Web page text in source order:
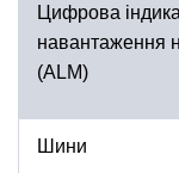
Цифрова
навантаження
(ALM)
Шини